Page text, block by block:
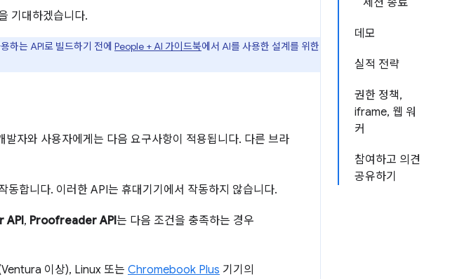
세션 종료
데모
실적 전략
권한 정책,
iframe, 웹 워
커
참여하고 의견
공유하기
기대하겠습니다.
하는 API로 빌드하기 전에 People + AI 가이드북에서 AI를 사용한 설계를 위한
자와 사용자에게는 다음 요구사항이 적용됩니다. 다른 브라
동합니다. 이러한 API는 휴대기기에서 작동하지 않습니다.
API, Proofreader API는 다음 조건을 충족하는 경우
이상), Linux 또는 Chromebook Plus 기기의